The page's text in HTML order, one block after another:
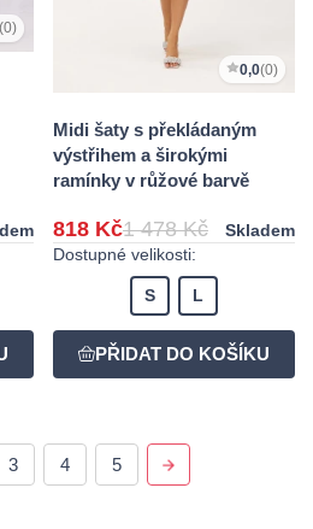
0,0(0)
Midi šaty s překládaným
výstřihem a širokými
ramínky v růžové barvě
818 Kč1 478 Kč
Skladem
Dostupné velikosti:
S L
3 4 5